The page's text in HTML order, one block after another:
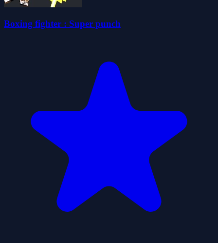
Boxing fighter : Super punch